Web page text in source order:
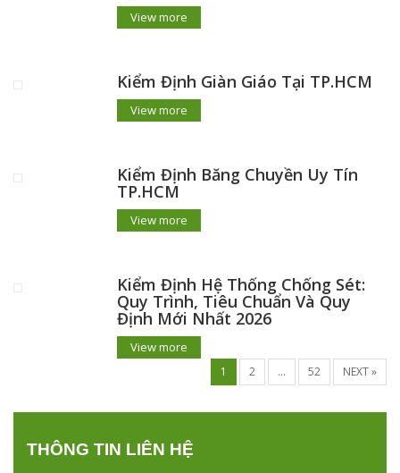
View more
Kiểm Định Giàn Giáo Tại TP.HCM
View more
Kiểm Định Băng Chuyền Uy Tín
TP.HCM
View more
Kiểm Định Hệ Thống Chống Sét:
Quy Trình, Tiêu Chuẩn Và Quy
Định Mới Nhất 2026
View more
1 2 … 52 NEXT »
THÔNG TIN LIÊN HỆ